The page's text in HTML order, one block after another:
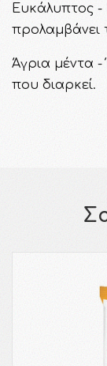
Ευκάλυπτος -
προλαμβάνει
Άγρια μέντα
που διαρκεί.